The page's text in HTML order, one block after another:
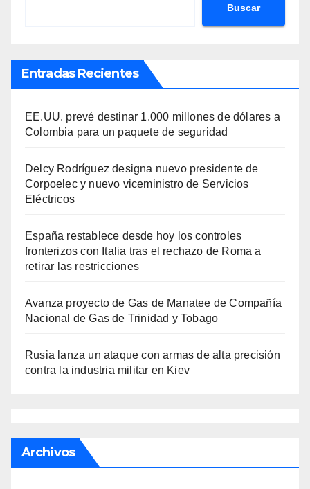
Buscar
Entradas Recientes
EE.UU. prevé destinar 1.000 millones de dólares a
Colombia para un paquete de seguridad
Delcy Rodríguez designa nuevo presidente de
Corpoelec y nuevo viceministro de Servicios
Eléctricos
España restablece desde hoy los controles
fronterizos con Italia tras el rechazo de Roma a
retirar las restricciones
Avanza proyecto de Gas de Manatee de Compañía
Nacional de Gas de Trinidad y Tobago
Rusia lanza un ataque con armas de alta precisión
contra la industria militar en Kiev
Archivos